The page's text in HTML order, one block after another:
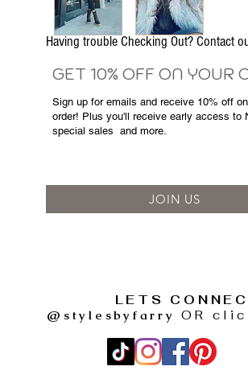
Having trouble Checking Out? Contact
GET 10% OFF ON YOUR
Sign up for emails and receive 10% off
order! Plus you'll receive early access to
special sales and more.
JOIN US
LETS
@stylesbyfarry
OR